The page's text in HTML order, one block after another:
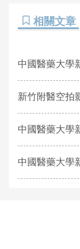
相關文章
中國醫藥大學
新竹附醫空拍
中國醫藥大學
中國醫藥大學